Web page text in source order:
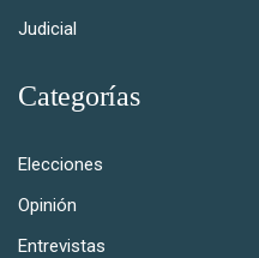
Judicial
Categorías
Elecciones
Opinión
Entrevistas